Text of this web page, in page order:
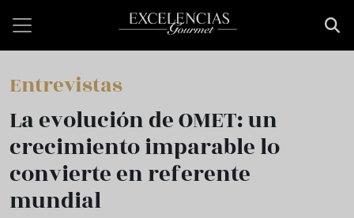
Entrevistas
La evolución de OMET: un
crecimiento imparable lo
convierte en referente
mundial